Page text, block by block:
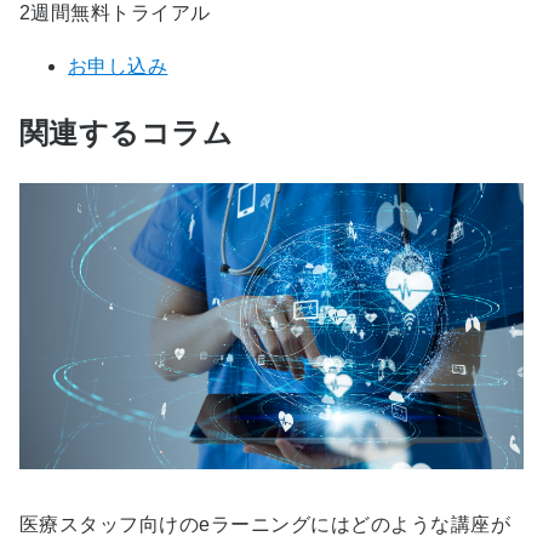
2週間無料トライアル
お申し込み
関連するコラム
医療スタッフ向けのeラーニングにはどのような講座が